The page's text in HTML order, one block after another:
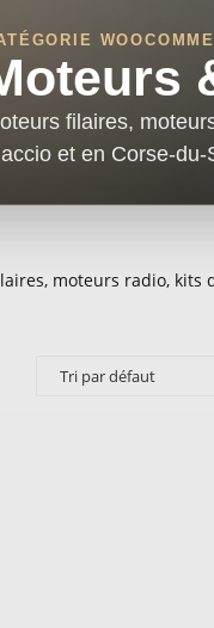
filaires,
et en Corse-du-
moteurs radio, kits